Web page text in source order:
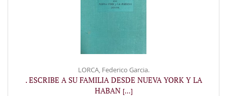
LORCA, Federico Garcia.
. ESCRIBE A SU FAMILIA DESDE NUEVA YORK Y LA
HABAN [...]